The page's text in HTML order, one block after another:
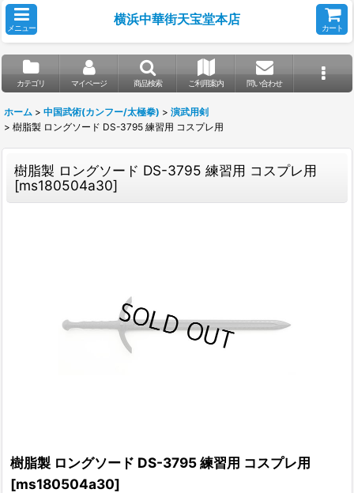
メニュー
横浜中華街天宝堂本店
カート
カテゴリ マイページ 商品検索 ご利用案内 問い合わせ
ホーム > 中国武術(カンフー/太極拳) > 演武用剣
> 樹脂製 ロングソード DS-3795 練習用 コスプレ用
樹脂製 ロングソード DS-3795 練習用 コスプレ用
[ms180504a30]
樹脂製 ロングソード DS-3795 練習用 コスプレ用
[ms180504a30]